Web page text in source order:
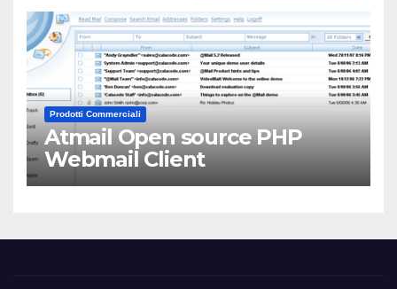
Prodotti Commerciali
Atmail Open source PHP
Webmail Client